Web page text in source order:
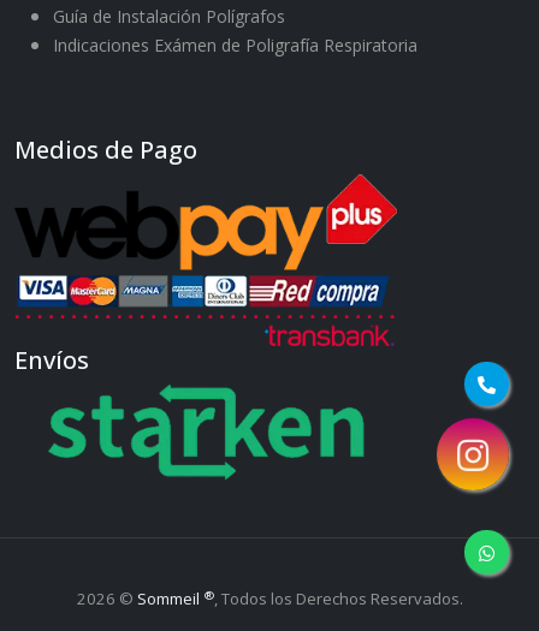
Guía de Instalación Polígrafos
Indicaciones Exámen de Poligrafía Respiratoria
Medios de Pago
Envíos
2026 © Sommeil ®, Todos los Derechos Reservados.